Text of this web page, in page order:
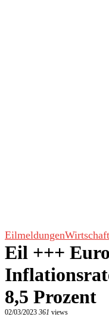
Eilmeldungen
Eil +++
8,5 Prozent
02/03/2023 361 views